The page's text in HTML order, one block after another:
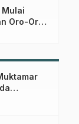
Mulai
Oro-Oro